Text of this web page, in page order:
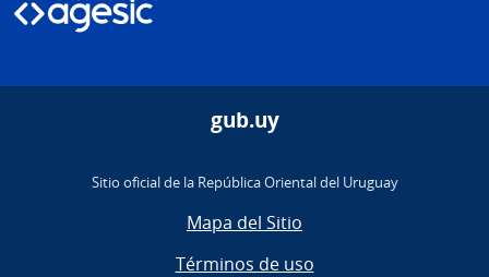
gub.uy
Sitio oficial de la República Oriental del Uruguay
Mapa del Sitio
Términos de uso